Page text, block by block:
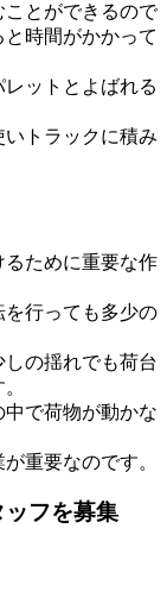
とができるので
時間がかかって
ットとよばれる
トラックに積み
ために重要な作
を行っても多少の
の揺れでも荷台
で荷物が動かな
重要なのです。
ッフを募集